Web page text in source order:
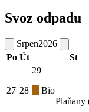
Svoz odpadu
Srpen2026
Po Út St
27 28
29
Bio